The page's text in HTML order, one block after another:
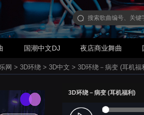
国潮中文DJ 夜店商业舞曲
网 > 3D环绕 > 3D中文 > 3D环绕－病变 (耳机福
3D环绕－病变 (耳机福利)